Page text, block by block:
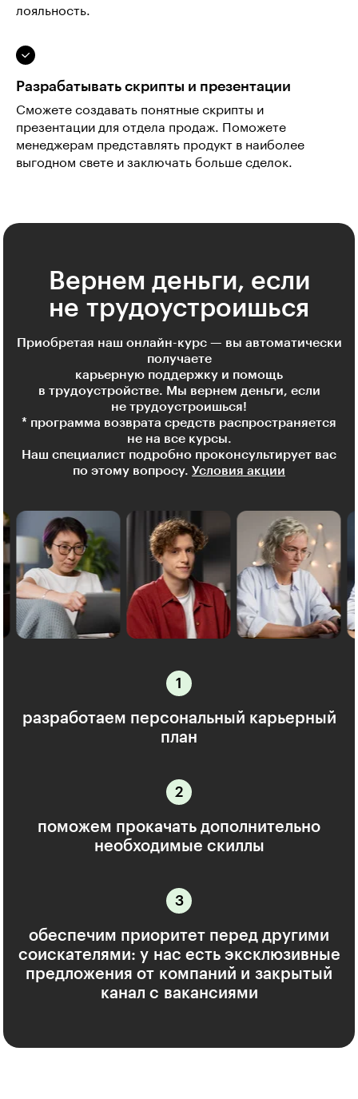
лояльность.
Разрабатывать скрипты и презентации
Сможете создавать понятные скрипты и
презентации для отдела продаж. Поможете
менеджерам представлять продукт в наиболее
выгодном свете и заключать больше сделок.
Вернем деньги, если
не трудоустроишься
Приобретая наш онлайн-курс — вы автоматически
получаете
карьерную поддержку и помощь
в трудоустройстве. Мы вернем деньги, если
не трудоустроишься!
* программа возврата средств распространяется
не на все курсы.
Наш специалист подробно проконсультирует вас
по этому вопросу. Условия акции
разработаем персональный карьерный
план
поможем прокачать дополнительно
необходимые скиллы
обеспечим приоритет перед другими
соискателями: у нас есть эксклюзивные
предложения от компаний и закрытый
канал с вакансиями